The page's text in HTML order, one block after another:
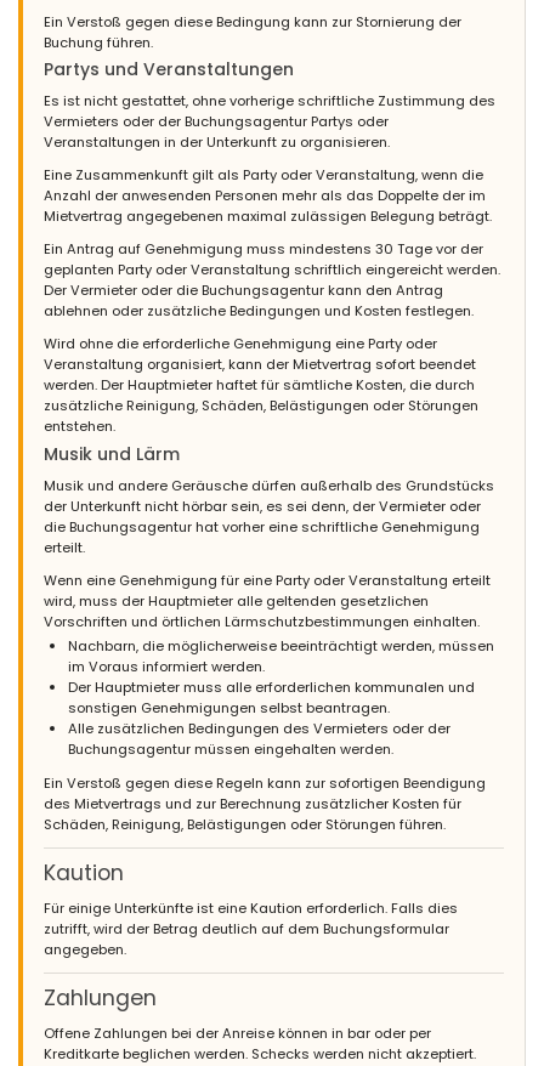
Ein Verstoß gegen diese Bedingung kann zur Stornierung der
Buchung führen.
Partys und Veranstaltungen
Es ist nicht gestattet, ohne vorherige schriftliche Zustimmung des
Vermieters oder der Buchungsagentur Partys oder
Veranstaltungen in der Unterkunft zu organisieren.
Eine Zusammenkunft gilt als Party oder Veranstaltung, wenn die
Anzahl der anwesenden Personen mehr als das Doppelte der im
Mietvertrag angegebenen maximal zulässigen Belegung beträgt.
Ein Antrag auf Genehmigung muss mindestens 30 Tage vor der
geplanten Party oder Veranstaltung schriftlich eingereicht werden.
Der Vermieter oder die Buchungsagentur kann den Antrag
ablehnen oder zusätzliche Bedingungen und Kosten festlegen.
Wird ohne die erforderliche Genehmigung eine Party oder
Veranstaltung organisiert, kann der Mietvertrag sofort beendet
werden. Der Hauptmieter haftet für sämtliche Kosten, die durch
zusätzliche Reinigung, Schäden, Belästigungen oder Störungen
entstehen.
Musik und Lärm
Musik und andere Geräusche dürfen außerhalb des Grundstücks
der Unterkunft nicht hörbar sein, es sei denn, der Vermieter oder
die Buchungsagentur hat vorher eine schriftliche Genehmigung
erteilt.
Wenn eine Genehmigung für eine Party oder Veranstaltung erteilt
wird, muss der Hauptmieter alle geltenden gesetzlichen
Vorschriften und örtlichen Lärmschutzbestimmungen einhalten.
Nachbarn, die möglicherweise beeinträchtigt werden, müssen
im Voraus informiert werden.
Der Hauptmieter muss alle erforderlichen kommunalen und
sonstigen Genehmigungen selbst beantragen.
Alle zusätzlichen Bedingungen des Vermieters oder der
Buchungsagentur müssen eingehalten werden.
Ein Verstoß gegen diese Regeln kann zur sofortigen Beendigung
des Mietvertrags und zur Berechnung zusätzlicher Kosten für
Schäden, Reinigung, Belästigungen oder Störungen führen.
Kaution
Für einige Unterkünfte ist eine Kaution erforderlich. Falls dies
zutrifft, wird der Betrag deutlich auf dem Buchungsformular
angegeben.
Zahlungen
Offene Zahlungen bei der Anreise können in bar oder per
Kreditkarte beglichen werden. Schecks werden nicht akzeptiert.